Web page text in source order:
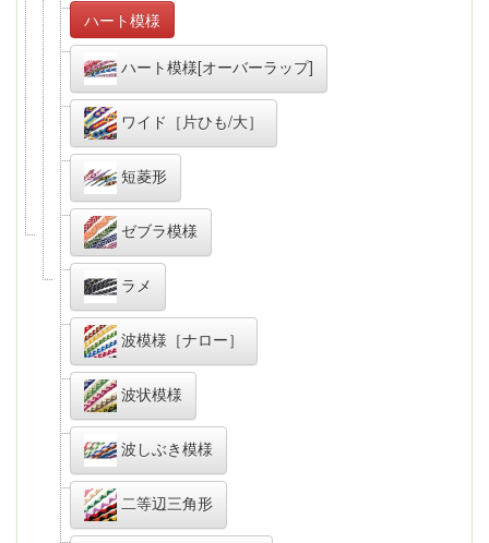
ハート模様
ハート模様[オーバーラップ]
ワイド［片ひも/大］
短菱形
ゼブラ模様
ラメ
波模様［ナロー］
波状模様
波しぶき模様
二等辺三角形